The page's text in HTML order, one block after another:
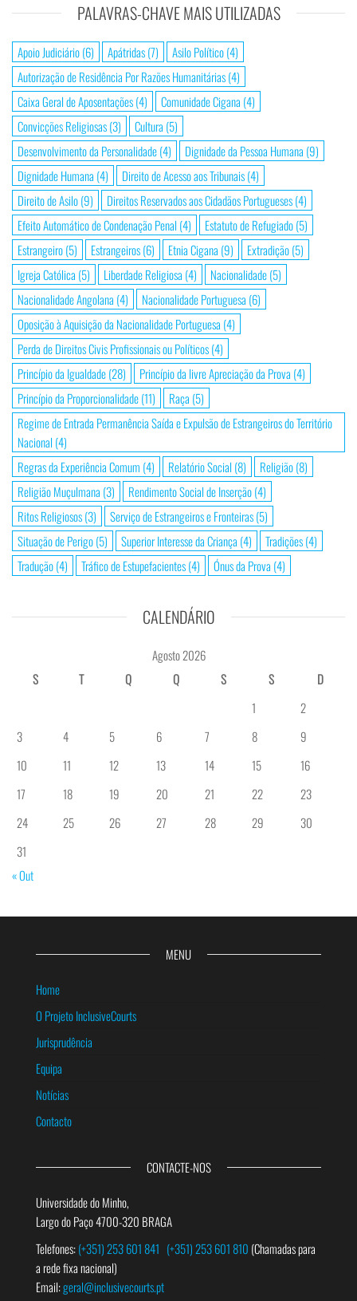
PALAVRAS-CHAVE MAIS UTILIZADAS
Apoio Judiciário(6) Apátridas(7) Asilo Político(4)
Autorização de Residência Por Razões Humanitárias(4)
Caixa Geral de Aposentações(4) Comunidade Cigana (4)
Convicções Religiosas(3) Cultura (5)
Desenvolvimento da Personalidade(4) Dignidade da Pessoa Humana (9)
Dignidade Humana (4) Direito de Acesso aos Tribunais(4)
Direito de Asilo(9) Direitos Reservados aos Cidadãos Portugueses(4)
Efeito Automático de Condenação Penal (4) Estatuto de Refugiado(5)
Estrangeiro(5) Estrangeiros(6) Etnia Cigana (9) Extradição(5)
Igreja Católica (5) Liberdade Religiosa (4) Nacionalidade(5)
Nacionalidade Angolana (4) Nacionalidade Portuguesa (6)
Oposição à Aquisição da Nacionalidade Portuguesa (4)
Perda de Direitos Civis Profissionais ou Políticos(4)
Princípio da Igualdade(28) Princípio da livre Apreciação da Prova (4)
Princípio da Proporcionalidade(11) Raça (5)
Regime de Entrada Permanência Saída e Expulsão de Estrangeiros do Território
Nacional (4)
Regras da Experiência Comum (4) Relatório Social (8) Religião(8)
Religião Muçulmana (3) Rendimento Social de Inserção(4)
Ritos Religiosos(3) Serviço de Estrangeiros e Fronteiras(5)
Situação de Perigo(5) Superior Interesse da Criança (4) Tradições(4)
Tradução(4) Tráfico de Estupefacientes(4) Ónus da Prova (4)
CALENDÁRIO
Agosto 2026
S
T Q Q S S
D
1
2
3
4 5 6 7 8
9
10
11 12 13 14 15
16
17
18 19 20 21 22
23
24
25 26 27 28 29
30
31
« Out
MENU
Home
O Projeto InclusiveCourts
Jurisprudência
Equipa
Notícias
Contacto
CONTACTE-NOS
Universidade do Minho,
Largo do Paço 4700-320 BRAGA
Telefones:(+351) 253 601 841 (+351) 253 601 810 (Chamadas para
a rede fixa nacional)
Email:geral@inclusivecourts.pt